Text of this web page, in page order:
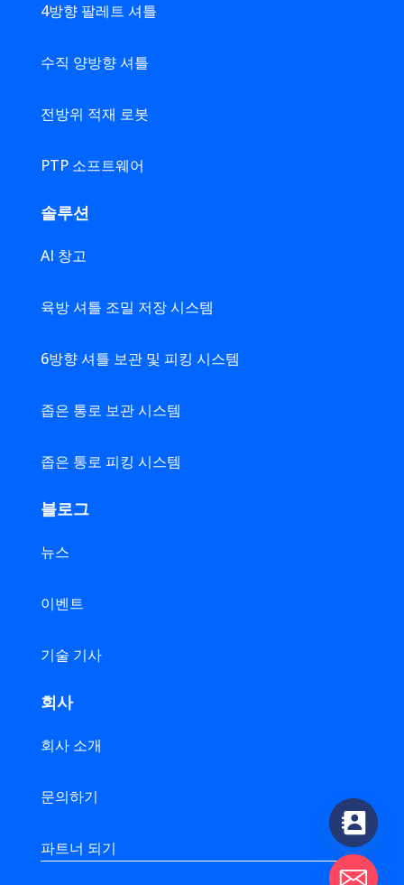
4방향 팔레트 셔틀
수직 양방향 셔틀
전방위 적재 로봇
PTP 소프트웨어
솔루션
AI 창고
육방 셔틀 조밀 저장 시스템
6방향 셔틀 보관 및 피킹 시스템
좁은 통로 보관 시스템
좁은 통로 피킹 시스템
블로그
뉴스
이벤트
기술 기사
회사
회사 소개
문의하기
파트너 되기